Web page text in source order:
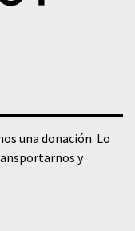
una donación. Lo
y